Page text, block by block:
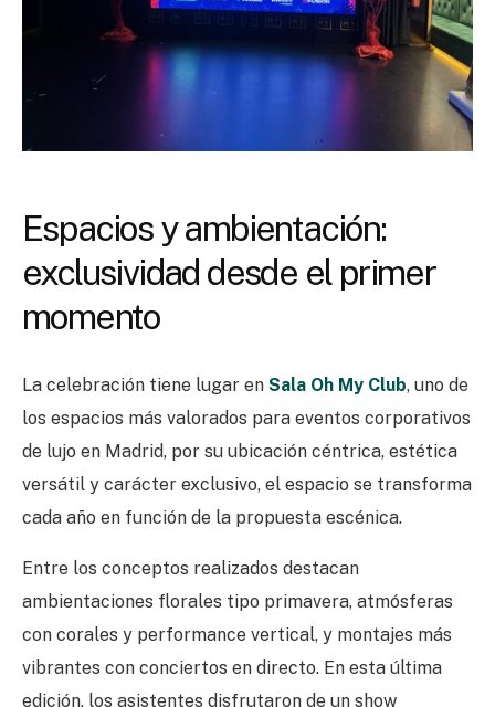
Espacios y ambientación:
exclusividad desde el primer
momento
La celebración tiene lugar en Sala Oh My Club, uno de
los espacios más valorados para eventos corporativos
de lujo en Madrid, por su ubicación céntrica, estética
versátil y carácter exclusivo, el espacio se transforma
cada año en función de la propuesta escénica.
Entre los conceptos realizados destacan
ambientaciones florales tipo primavera, atmósferas
con corales y performance vertical, y montajes más
vibrantes con conciertos en directo. En esta última
edición, los asistentes disfrutaron de un show